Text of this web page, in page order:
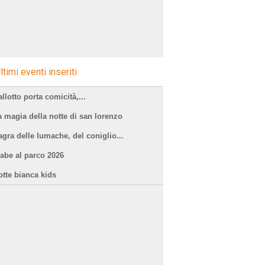
eventi inseriti
porta comicità,...
magia della notte di san lorenzo
delle lumache, del coniglio...
al parco 2026
bianca kids